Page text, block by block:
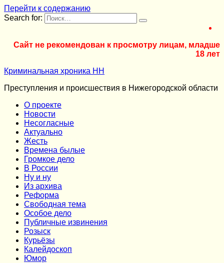
Перейти к содержанию
Search for:
Сайт не рекомендован к просмотру лицам, младше
18 лет
Криминальная хроника НН
Преступления и происшествия в Нижегородской области
О проекте
Новости
Несогласные
Актуально
Жесть
Времена былые
Громкое дело
В России
Ну и ну
Из архива
Реформа
Cвободная тема
Особое дело
Публичные извинения
Розыск
Курьёзы
Калейдоскоп
Юмор